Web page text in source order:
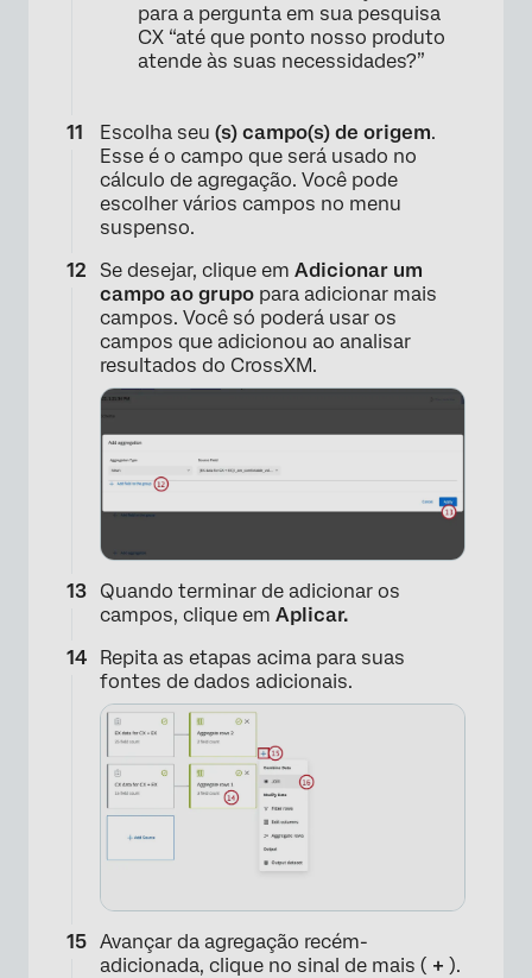
para a pergunta em sua pesquisa
CX “até que ponto nosso produto
atende às suas necessidades?”
Escolha seu (s) campo(s) de origem.
Esse é o campo que será usado no
cálculo de agregação. Você pode
escolher vários campos no menu
suspenso.
Se desejar, clique em Adicionar um
campo ao grupo para adicionar mais
campos. Você só poderá usar os
campos que adicionou ao analisar
resultados do CrossXM.
Quando terminar de adicionar os
campos, clique em Aplicar.
Repita as etapas acima para suas
fontes de dados adicionais.
Avançar da agregação recém-
adicionada, clique no sinal de mais ( + ).